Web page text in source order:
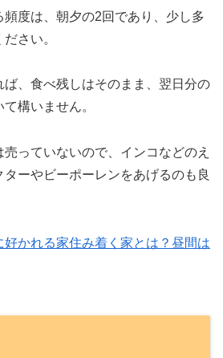
頻度は、朝夕の2回であり、少し多
さい。
、食べ残しはそのまま、翌日分の
構いません。
っていないので、インコなどのえ
ーやビーポーレンをあげるのも良
好かれる家住み着く家とは？昼間は